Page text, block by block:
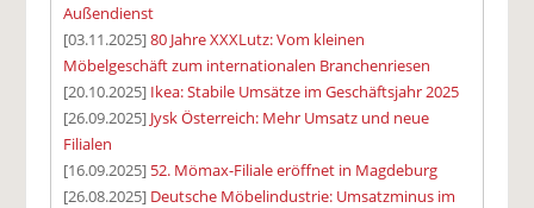
Außendienst
[03.11.2025]80 Jahre XXXLutz: Vom kleinen
Möbelgeschäft zum internationalen Branchenriesen
[20.10.2025] Ikea: Stabile Umsätze im Geschäftsjahr 2025
[26.09.2025] Jysk Österreich: Mehr Umsatz und neue
Filialen
[16.09.2025] 52. Mömax-Filiale eröffnet in Magdeburg
[26.08.2025] Deutsche Möbelindustrie: Umsatzminus im